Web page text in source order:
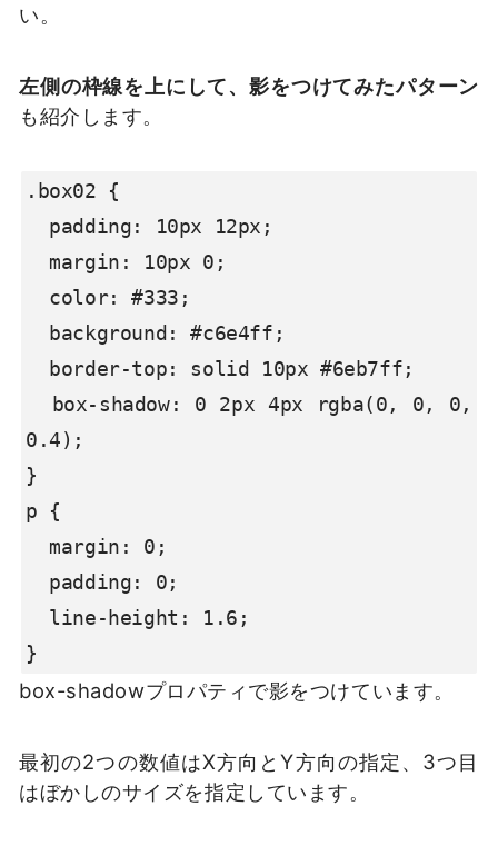
い。
左側の枠線を上にして、影をつけてみたパターン
も紹介します。
.box02 {
0.4);
}
p {
}
box-shadowプロパティで影をつけています。
最初の2つの数値はX方向とY方向の指定、3つ目
はぼかしのサイズを指定しています。